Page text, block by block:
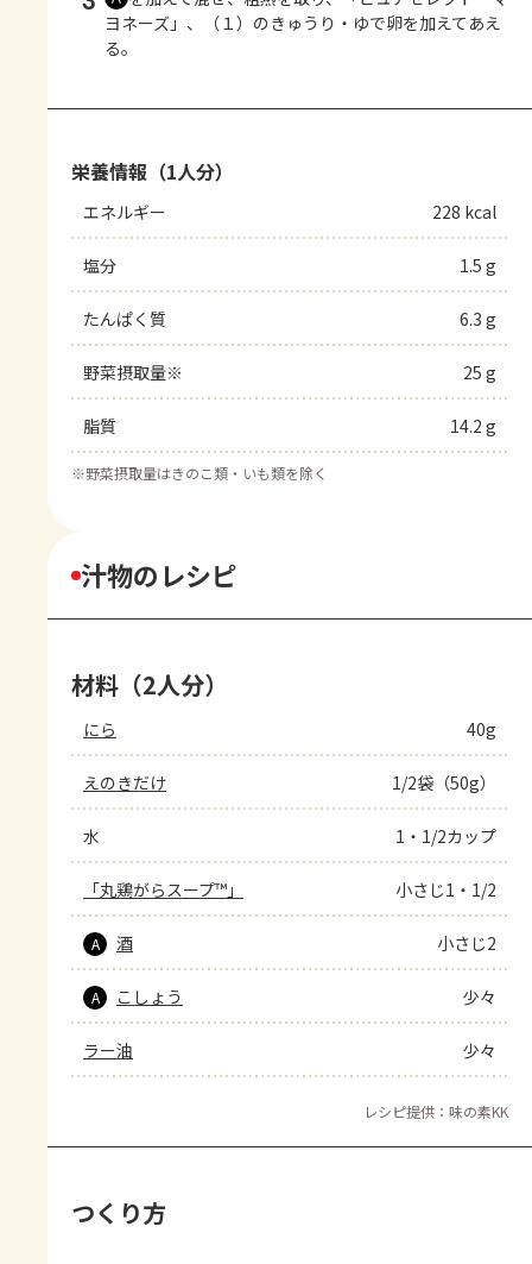
ヨネーズ」、（１）のきゅうり・ゆで卵を加えてあえ
る。
栄養情報（1人分）
エネルギー 228 kcal
塩分 1.5 g
たんぱく質 6.3 g
野菜摂取量※ 25 g
脂質 14.2 g
※野菜摂取量はきのこ類・いも類を除く
汁物のレシピ
材料（2人分）
にら 40g
えのきだけ 1/2袋（50g）
水 1・1/2カップ
「丸鶏がらスープ™」 小さじ1・1/2
A 酒 小さじ2
A こしょう 少々
ラー油 少々
レシピ提供：味の素KK
つくり方